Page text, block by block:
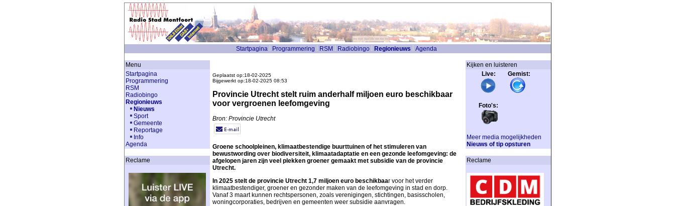
Startpagina Programmering RSM Radiobingo Regionieuws Agenda
Menu
Startpagina
Programmering
RSM
Radiobingo
Regionieuws
Nieuws
Sport
Gemeente
Reportage
Info
Agenda
Reclame
Geplaatst op:18-02-2025
Bijgewerkt op:18-02-2025 08:53
Provincie Utrecht stelt ruim anderhalf miljoen euro beschikbaar
voor vergroenen leefomgeving
Bron: Provincie Utrecht
Groene schoolpleinen, klimaatbestendige buurttuinen of het stimuleren van
bewustwording over biodiversiteit, klimaatadaptatie en een gezonde leefomgeving: de
afgelopen jaren zijn veel plekken groener gemaakt met subsidie van de provincie
Utrecht.
In 2025 stelt de provincie Utrecht 1,7 miljoen euro beschikbaar voor het verder
klimaatbestendiger, groener en gezonder maken van de leefomgeving in stad en dorp.
Vanaf 3 maart kunnen rechtspersonen, zoals verenigingen, stichtingen, basisscholen,
woningcorporaties, bedrijven en gemeenten weer subsidie aanvragen.
Kijken en luisteren
Live: Gemist:
Foto's:
Meer media mogelijkheden
Nieuws of tip opsturen
Reclame